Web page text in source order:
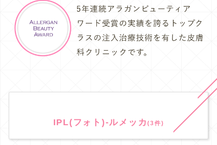
IPL(フォト)-ルメッカ(3件)